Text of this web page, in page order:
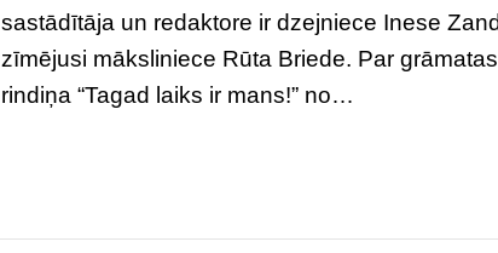
sastādītāja un redaktore ir dzejniece Inese
zīmējusi māksliniece Rūta Briede. Par
rindiņa “Tagad laiks ir mans!” no…